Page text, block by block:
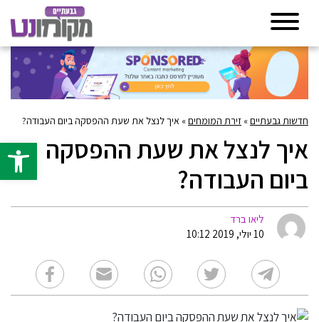
פתח
חדשות גבעתיים» זירת המומחים» איך לנצל את שעת ההפסקה ביום העבודה?
איך לנצל את שעת ההפסקה
ביום העבודה?
ליאו ברד
10 יולי, 2019 10:12